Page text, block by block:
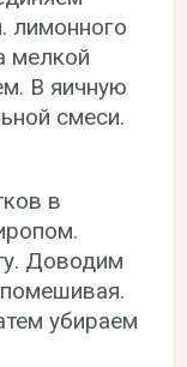
лимонного
мелкой
В яичную
смеси.
в
Доводим
убираем